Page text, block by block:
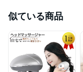
似ている商品